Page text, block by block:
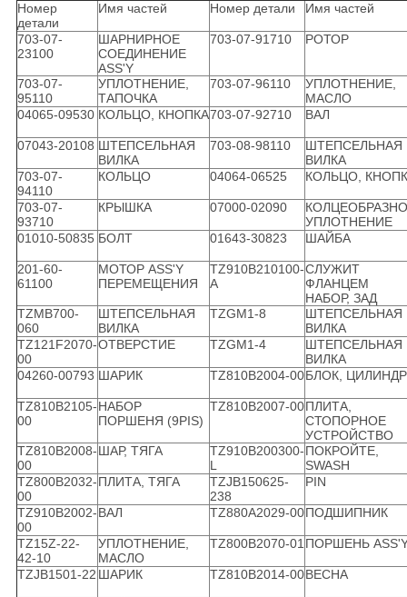
Номер
детали
Имя частей Номер детали Имя частей
703-07-
23100
ШАРНИРНОЕ
СОЕДИНЕНИЕ
ASS'Y
703-07-91710 РОТОР
703-07-
95110
УПЛОТНЕНИЕ,
ТАПОЧКА
703-07-96110
УПЛОТНЕНИЕ,
МАСЛО
04065-09530 КОЛЬЦО, КНОПКА703-07-92710 ВАЛ
07043-20108 ШТЕПСЕЛЬНАЯ
ВИЛКА
703-08-98110
ШТЕПСЕЛЬНАЯ
ВИЛКА
703-07-
94110
КОЛЬЦО 04064-06525 КОЛЬЦО,
703-07-
93710
КРЫШКА 07000-02090
УПЛОТНЕНИЕ
01010-50835 БОЛТ 01643-30823 ШАЙБА
201-60-
61100
МОТОР ASS'Y
ПЕРЕМЕЩЕНИЯ
TZ910B210100-
A
СЛУЖИТ
ФЛАНЦЕМ
НАБОР, ЗАД
TZMB700-
060
ШТЕПСЕЛЬНАЯ
ВИЛКА
TZGM1-8
ШТЕПСЕЛЬНАЯ
ВИЛКА
TZ121F2070-
00
ОТВЕРСТИЕ TZGM1-4
ШТЕПСЕЛЬНАЯ
ВИЛКА
04260-00793 ШАРИК TZ810B2004-00БЛОК, ЦИЛИНДР
TZ810B2105-
00
НАБОР
ПОРШЕНЯ (9PIS)
TZ810B2007-00ПЛИТА,
СТОПОРНОЕ
УСТРОЙСТВО
TZ810B2008-
00
ШАР, ТЯГА
TZ910B200300-
L
ПОКРОЙТЕ,
SWASH
TZ800B2032-
00
ПЛИТА, ТЯГА
TZJB150625-
238
PIN
TZ910B2002-
00
ВАЛ TZ880A2029-00ПОДШИПНИК
TZ15Z-22-
42-10
УПЛОТНЕНИЕ,
МАСЛО
TZ800B2070-01ПОРШЕНЬ
TZJB1501-22 ШАРИК TZ810B2014-00ВЕСНА